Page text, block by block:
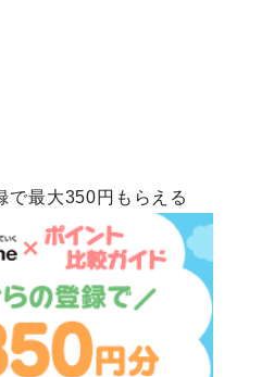
で最大350円もらえる